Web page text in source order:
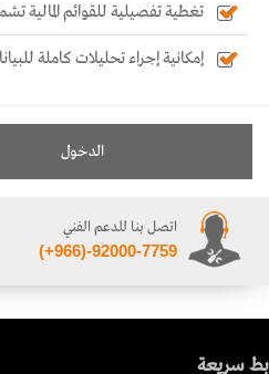
تغطية تفصيلية للقوائم المالية
إمكانية إجراء تحليلات كاملة
الدخول
اتصل بنا للدعم الفني
(+966)-92000-7759
سريعة